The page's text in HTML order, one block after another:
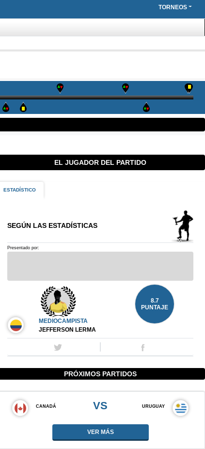
TORNEOS
EL JUGADOR DEL PARTIDO
ESTADÍSTICO
SEGÚN LAS ESTADÍSTICAS
Presentado por:
MEDIOCAMPISTA
JEFFERSON LERMA
8.7
PUNTAJE
PRÓXIMOS PARTIDOS
CANADÁ VS URUGUAY
VER MÁS